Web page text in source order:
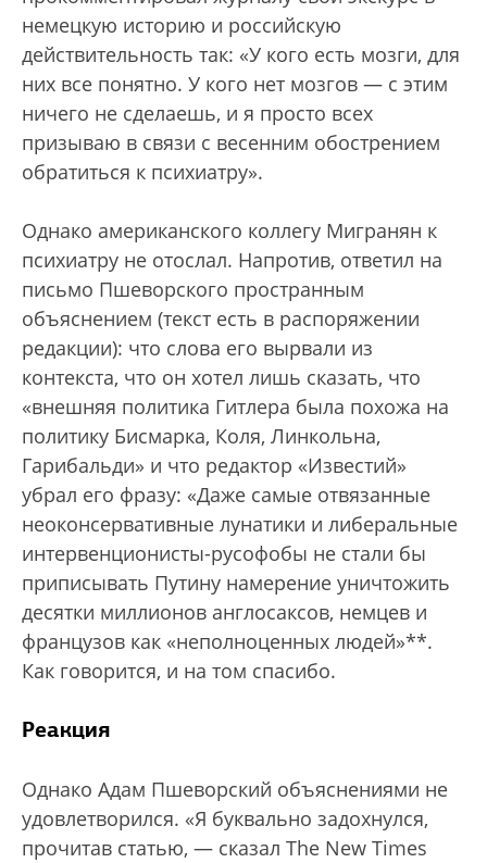
немецкую историю и российскую
действительность так: «У кого есть мозги, для
них все понятно. У кого нет мозгов — с этим
ничего не сделаешь, и я просто всех
призываю в связи с весенним обострением
обратиться к психиатру».
Однако американского коллегу Мигранян к
психиатру не отослал. Напротив, ответил на
письмо Пшеворского пространным
объяснением (текст есть в распоряжении
редакции): что слова его вырвали из
контекста, что он хотел лишь сказать, что
«внешняя политика Гитлера была похожа на
политику Бисмарка, Коля, Линкольна,
Гарибальди» и что редактор «Известий»
убрал его фразу: «Даже самые отвязанные
неоконсервативные лунатики и либеральные
интервенционисты-русофобы не стали бы
приписывать Путину намерение уничтожить
десятки миллионов англосаксов, немцев и
французов как «неполноценных людей»**.
Как говорится, и на том спасибо.
Реакция
Однако Адам Пшеворский объяснениями не
удовлетворился. «Я буквально задохнулся,
прочитав статью, — сказал The New Times